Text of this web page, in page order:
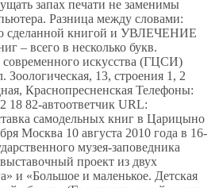
запах печати не заменимы
Разница между словами:
книгой и УВЛЕЧЕНИЕ
– всего в несколько букв.
современного искусства (ГЦСИ)
Зоологическая, 13, строения 1, 2
Краснопресненская Телефоны:
18 82-автоответчик URL:
самодельных книг в Царицыно
Москва 10 августа 2010 года в 16-
музея-заповедника
проект из двух
и «Большое и маленькое. Детская